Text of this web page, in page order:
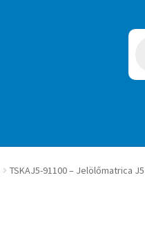
TSKAJ5-91100 – Jelölőmatrica